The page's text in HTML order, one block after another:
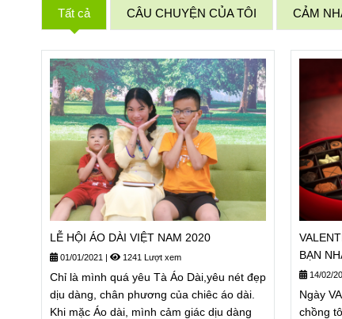
Tất cả CÂU CHUYỆN CỦA TÔI CẢM
LỄ HỘI ÁO DÀI VIỆT NAM 2020
01/01/2021 | 1241 Lượt xem
Chỉ là mình quá yêu Tà Áo Dài,yêu nét đẹp
dịu dàng, chân phương của chiêc áo dài.
Khi mặc Áo dài, mình cảm giác dịu dàng
BẠN
14/02/
Ngày
chồng